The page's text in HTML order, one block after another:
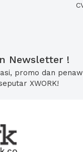
Newsletter !
promo dan
XWORK!